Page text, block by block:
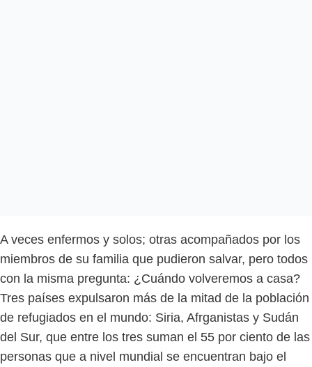
A veces enfermos y solos; otras acompañados por los
miembros de su familia que pudieron salvar, pero todos
con la misma pregunta: ¿Cuándo volveremos a casa?
Tres países expulsaron más de la mitad de la población
de refugiados en el mundo: Siria, Afrganistas y Sudán
del Sur, que entre los tres suman el 55 por ciento de las
personas que a nivel mundial se encuentran bajo el